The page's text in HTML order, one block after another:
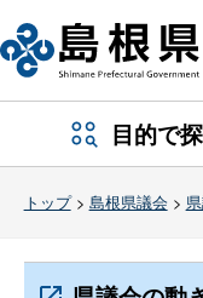
目的で
トップ> 島根県議会 >